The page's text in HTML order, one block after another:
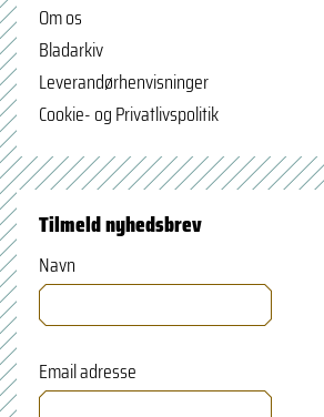
Om os
Bladarkiv
Leverandørhenvisninger
Cookie- og Privatlivspolitik
Tilmeld nyhedsbrev
Navn
Email adresse